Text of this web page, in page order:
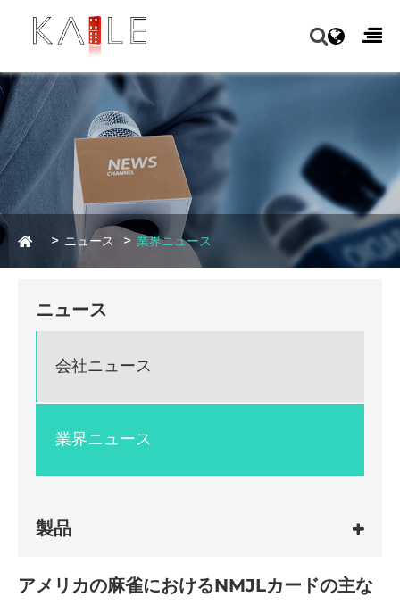
ニュース 業界ニュース
ニュース
会社ニュース
業界ニュース
製品
アメリカの麻雀におけるNMJLカードの主な